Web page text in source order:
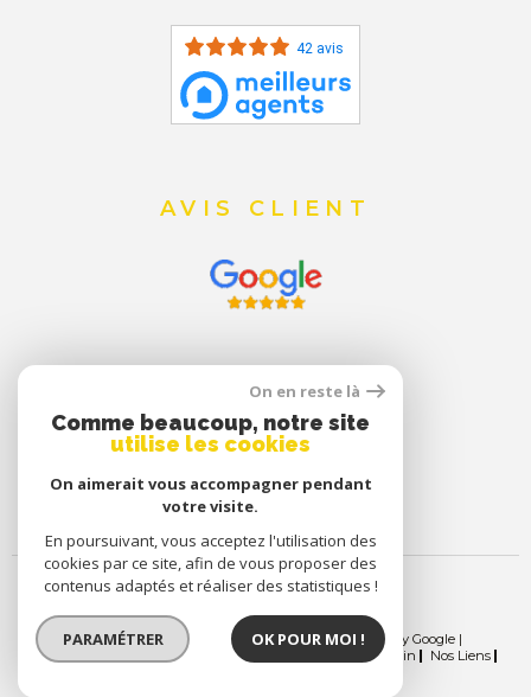
42 avis
AVIS CLIENT
© 2026 | Tous droits réservés | Traduction powered by Google |
Nos Honoraires
Plan Du Site Admin
Nos Liens
On en reste là
Comme beaucoup, notre site
utilise les cookies
On aimerait vous accompagner pendant
votre visite.
En poursuivant, vous acceptez l'utilisation des
cookies par ce site, afin de vous proposer des
contenus adaptés et réaliser des statistiques !
PARAMÉTRER OK POUR MOI !